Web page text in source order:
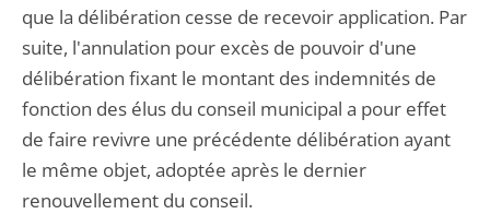
que la délibération cesse de recevoir application. Par
suite, l'annulation pour excès de pouvoir d'une
délibération fixant le montant des indemnités de
fonction des élus du conseil municipal a pour effet
de faire revivre une précédente délibération ayant
le même objet, adoptée après le dernier
renouvellement du conseil.